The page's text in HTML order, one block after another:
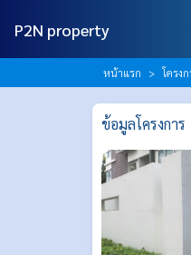
P2N property
หน้าแรก โครง
ข้อมูลโครงการ